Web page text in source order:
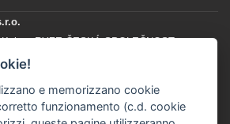
- RYZE ČESKÁ SPOLEČNOST
153
e memorizzano cookie
funzionamento (c.d. cookie